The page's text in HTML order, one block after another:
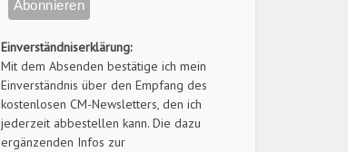
Einverständniserklärung:
Mit dem Absenden bestätige ich mein
Einverständnis über den Empfang des
kostenlosen CM-Newsletters, den ich
jederzeit abbestellen kann. Die dazu
ergänzenden Infos zur